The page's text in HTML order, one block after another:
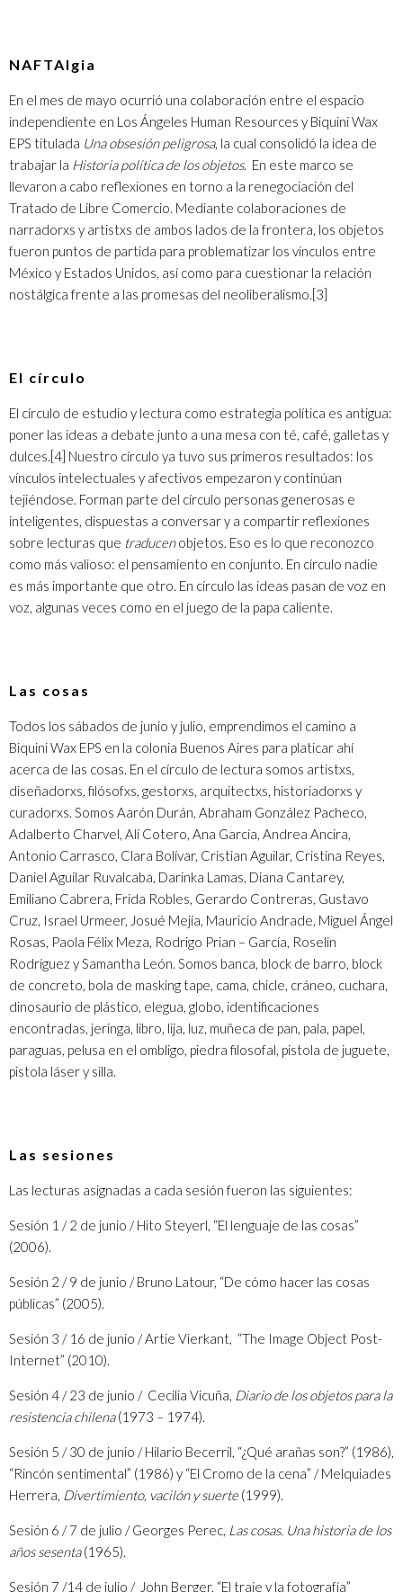
NAFTAlgia
En el mes de mayo ocurrió una colaboración entre el espacio
independiente en Los Ángeles Human Resources y Biquini Wax
EPS titulada Una obsesión peligrosa, la cual consolidó la idea de
trabajar la Historia política de los objetos. En este marco se
llevaron a cabo reflexiones en torno a la renegociación del
Tratado de Libre Comercio. Mediante colaboraciones de
narradorxs y artistxs de ambos lados de la frontera, los objetos
fueron puntos de partida para problematizar los vínculos entre
México y Estados Unidos, así como para cuestionar la relación
nostálgica frente a las promesas del neoliberalismo.[3]
El círculo
El círculo de estudio y lectura como estrategia política es antigua:
poner las ideas a debate junto a una mesa con té, café, galletas y
dulces.[4] Nuestro círculo ya tuvo sus primeros resultados: los
vínculos intelectuales y afectivos empezaron y continúan
tejiéndose. Forman parte del círculo personas generosas e
inteligentes, dispuestas a conversar y a compartir reflexiones
sobre lecturas que traducenobjetos. Eso es lo que reconozco
como más valioso: el pensamiento en conjunto. En círculo nadie
es más importante que otro. En círculo las ideas pasan de voz en
voz, algunas veces como en el juego de la papa caliente.
Las cosas
Todos los sábados de junio y julio, emprendimos el camino a
Biquini Wax EPS en la colonia Buenos Aires para platicar ahí
acerca de las cosas. En el círculo de lectura somos artistxs,
diseñadorxs, filósofxs, gestorxs, arquitectxs, historiadorxs y
curadorxs. Somos Aarón Durán, Abraham González Pacheco,
Adalberto Charvel, Alí Cotero, Ana García, Andrea Ancira,
Antonio Carrasco, Clara Bolívar, Cristian Aguilar, Cristina Reyes,
Daniel Aguilar Ruvalcaba, Darinka Lamas, Diana Cantarey,
Emiliano Cabrera, Frida Robles, Gerardo Contreras, Gustavo
Cruz, Israel Urmeer, Josué Mejía, Mauricio Andrade, Miguel Ángel
Rosas, Paola Félix Meza, Rodrigo Prian – García, Roselin
Rodríguez y Samantha León. Somos banca, block de barro, block
de concreto, bola de masking tape, cama, chicle, cráneo, cuchara,
dinosaurio de plástico, elegua, globo, identificaciones
encontradas, jeringa, libro, lija, luz, muñeca de pan, pala, papel,
paraguas, pelusa en el ombligo, piedra filosofal, pistola de juguete,
pistola láser y silla.
Las sesiones
Las lecturas asignadas a cada sesión fueron las siguientes:
Sesión 1 / 2 de junio / Hito Steyerl, “El lenguaje de las cosas”
(2006).
Sesión 2 / 9 de junio / Bruno Latour, “De cómo hacer las cosas
públicas” (2005).
Sesión 3 / 16 de junio / Artie Vierkant, “The Image Object Post-
Internet” (2010).
Sesión 4 / 23 de junio / Cecilia Vicuña, Diario de los objetos para la
resistencia chilena(1973 – 1974).
Sesión 5 / 30 de junio / Hilario Becerril, “¿Qué arañas son?” (1986),
“Rincón sentimental” (1986) y “El Cromo de la cena” / Melquiades
Herrera, Divertimiento, vacilón y suerte(1999).
Sesión 6 / 7 de julio / Georges Perec, Las cosas. Una historia de los
años sesenta(1965).
Sesión 7 /14 de julio / John Berger, “El traje y la fotografía”